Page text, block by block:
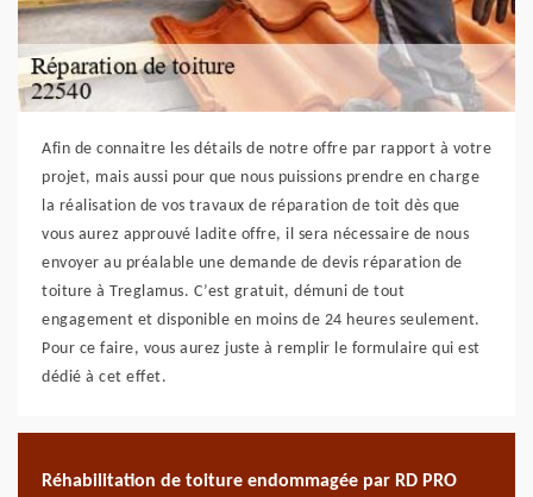
Afin de connaitre les détails de notre offre par rapport à votre
projet, mais aussi pour que nous puissions prendre en charge
la réalisation de vos travaux de réparation de toit dès que
vous aurez approuvé ladite offre, il sera nécessaire de nous
envoyer au préalable une demande de devis réparation de
toiture à Treglamus. C’est gratuit, démuni de tout
engagement et disponible en moins de 24 heures seulement.
Pour ce faire, vous aurez juste à remplir le formulaire qui est
dédié à cet effet.
Réhabilitation de toiture endommagée par RD PRO